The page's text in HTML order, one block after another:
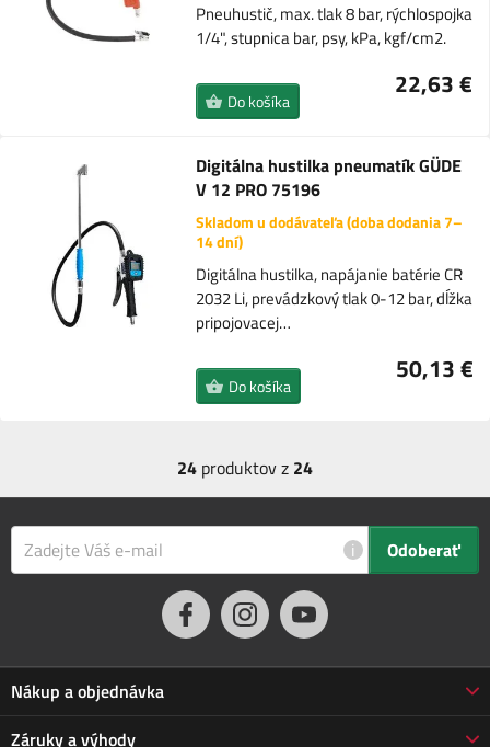
Pneuhustič, max. tlak 8 bar, rýchlospojka
1/4", stupnica bar, psy, kPa, kgf/cm2.
22,63 €
Do košíka
Digitálna hustilka pneumatík GÜDE
V 12 PRO 75196
Skladom u dodávateľa (doba dodania 7–
14 dní)
Digitálna hustilka, napájanie batérie CR
2032 Li, prevádzkový tlak 0-12 bar, dĺžka
pripojovacej…
50,13 €
Do košíka
24 produktov z 24
i Odoberať
Nákup a objednávka
Obchodné podmienky
Záruky a výhody